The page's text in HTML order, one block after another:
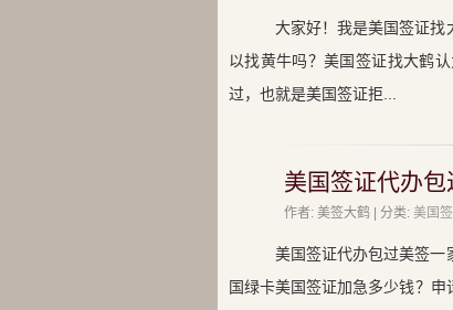
大家好！我是美国签证找
以找黄牛吗？美国签证找大鹤
过，也就是美国签证拒...
美国签证代办包
作者: 美签大鹤 | 分类: 美国
美国签证代办包过美签一
国绿卡美国签证加急多少钱？